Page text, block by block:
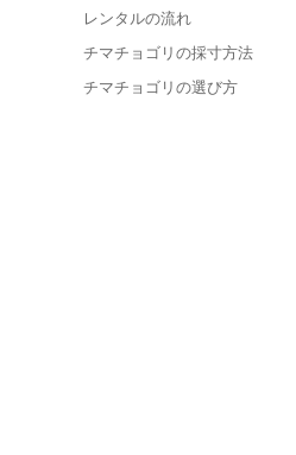
レンタルの流れ
チマチョゴリの採寸方法
チマチョゴリの選び方